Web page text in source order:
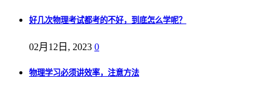
好几次物理考试都考的不好，到底怎么学呢？
02月12日, 2023 0
物理学习必须讲效率，注意方法